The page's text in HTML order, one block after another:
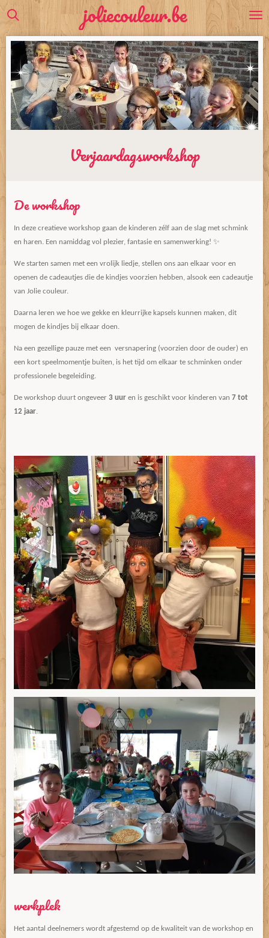
Ga
naar
de
hoofdinhoud
joliecouleur.be
Verjaardagsworkshop
De workshop
In deze creatieve workshop gaan de kinderen zélf aan de slag met schmink
en haren. Een namiddag vol plezier, fantasie en samenwerking! ✨
We starten samen met een vrolijk liedje, stellen ons aan elkaar voor en
openen de cadeautjes die de kindjes voorzien hebben, alsook een cadeautje
van Jolie couleur.
Daarna leren we hoe we gekke en kleurrijke kapsels kunnen maken, dit
mogen de kindjes bij elkaar doen.
Na een gezellige pauze met een versnapering (voorzien door de ouder) en
een kort speelmomentje buiten, is het tijd om elkaar te schminken onder
professionele begeleiding.
De workshop duurt ongeveer 3 uur en is geschikt voor kinderen van 7 tot
12 jaar.
werkplek
Het aantal deelnemers wordt afgestemd op de kwaliteit van de workshop en